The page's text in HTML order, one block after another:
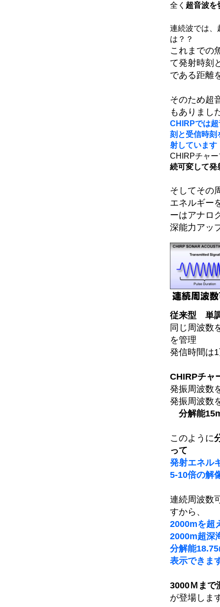
全く 超音波を
連続波では、
は？？
これまでの
て発射時刻
である距離
そのため超
もありまし
CHIRPでは
刻と受信時刻
射しています
CHIRPチャ
続可変して発
そしてその
エネルギー
ーはアナロ
深能力アッ
従来型 単
同じ周波数
を管理
発信時間
CHIRPチ
発振周波数
発振周波数
分解能
このように
って
発射エネル
5-10倍の解
連続周波数
すから、
2000mを超
2000m超深
分解能
表示できま
3000Ｍまで
が登場しま